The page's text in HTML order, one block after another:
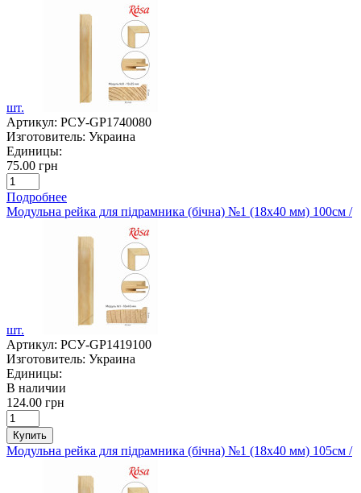
шт.
Артикул: РСУ-GP1740080
Изготовитель: Украина
Единицы:
75.00 грн
Подробнее
Модульна рейка для підрамника (бічна) №1 (18х40 мм) 100см /
шт.
Артикул: РСУ-GP1419100
Изготовитель: Украина
Единицы:
В наличии
124.00 грн
Купить
Модульна рейка для підрамника (бічна) №1 (18х40 мм) 105см /